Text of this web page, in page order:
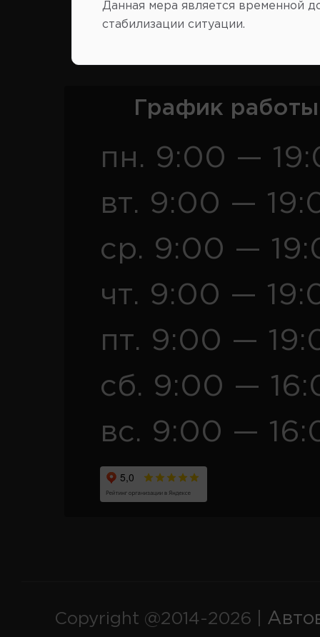
График
пн. 9:00 —
вт. 9:00 —
ср. 9:00 —
чт. 9:00 —
пт. 9:00 —
сб. 9:00 —
вс. 9:00 —
Copyright @2014-2026 |
Данная мера является временной
стабилизации ситуации.